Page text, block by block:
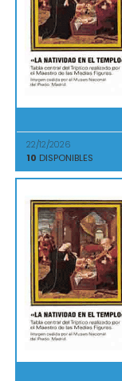
22/12/2026
10 DISPONIBLES